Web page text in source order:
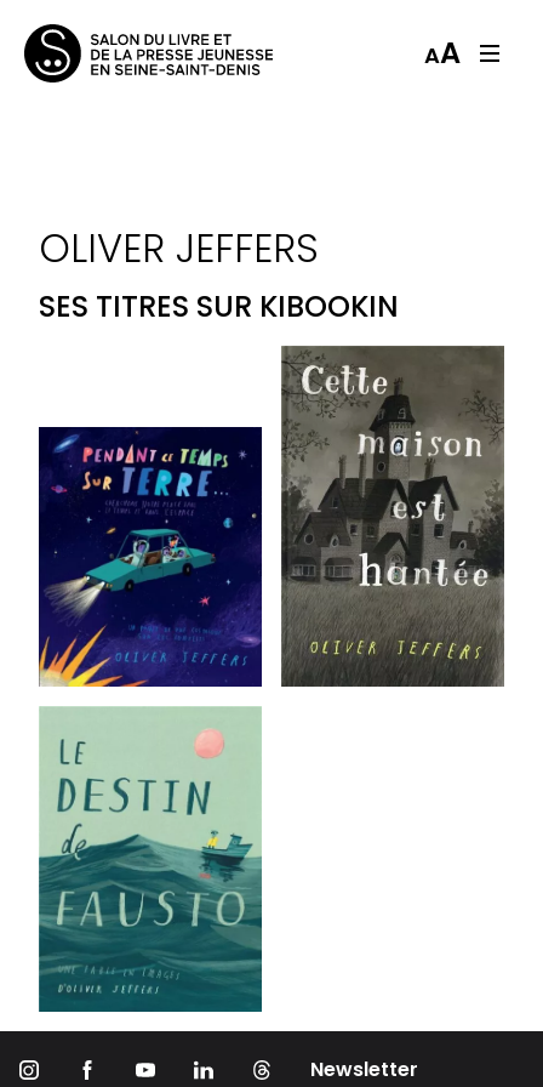
AA
OLIVER JEFFERS
SES TITRES SUR KIBOOKIN
Newsletter